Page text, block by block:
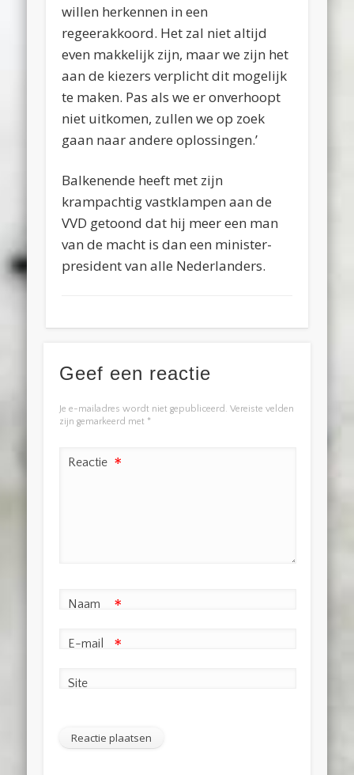
willen herkennen in een
regeerakkoord. Het zal niet altijd
even makkelijk zijn, maar we zijn het
aan de kiezers verplicht dit mogelijk
te maken. Pas als we er onverhoopt
niet uitkomen, zullen we op zoek
gaan naar andere oplossingen.’
Balkenende heeft met zijn
krampachtig vastklampen aan de
VVD getoond dat hij meer een man
van de macht is dan een minister-
president van alle Nederlanders.
Geef een reactie
Je e-mailadres wordt niet gepubliceerd. Vereiste velden
zijn gemarkeerd met *
Reactie *
Naam *
E-mail *
Site